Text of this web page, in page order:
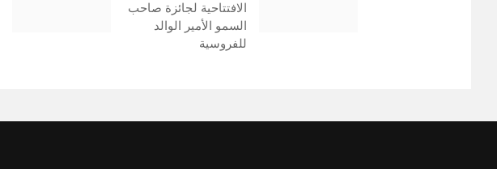
الافتتاحية لجائزة صاحب
السمو الأمير الوالد
للفروسية